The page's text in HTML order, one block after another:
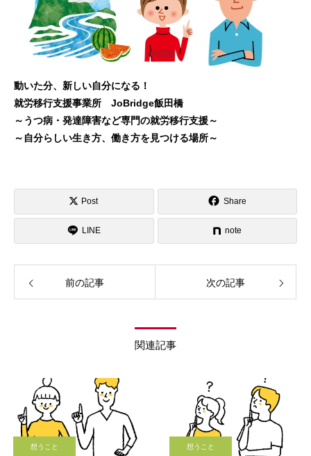
動いた分、新しい自分になる！
就労移行支援事業所 JoBridge飯田橋
～うつ病・発達障害など専門の就労移行支援～
～自分らしい生き方、働き方を見つける場所～
Post Share
LINE note
前の記事 次の記事
関連記事
想うこと 想うこと